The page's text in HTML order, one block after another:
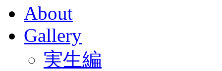
About
Gallery
実生編